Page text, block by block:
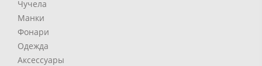
Чучела
Манки
Фонари
Одежда
Аксессуары